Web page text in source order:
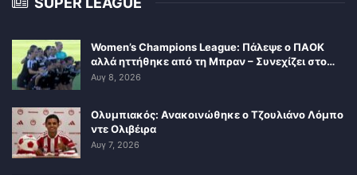
Women’s Champions League: Πάλεψε ο ΠΑΟΚ
αλλά ηττήθηκε από τη Μπραν – Συνεχίζει στο…
Αυγ 8, 2026
Ολυμπιακός: Ανακοινώθηκε ο Τζουλιάνο Λόμπο
ντε Ολιβέιρα
Αυγ 7, 2026